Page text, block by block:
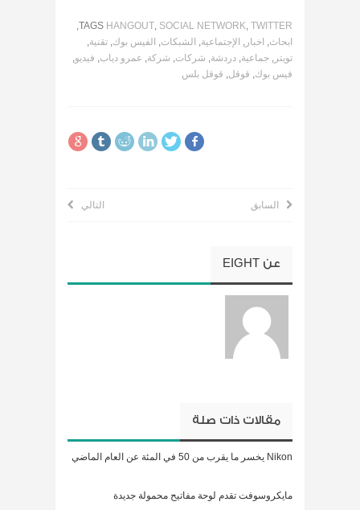
TAGS HANGOUT, SOCIAL NETWORK, TWITTER
,
ابحاث, اخبار , الإجتماعية, الشبكات, الفيس بوك, تقنية,
تويتر , جماعية, دردشة, شركات, شركة, عمرو دياب, فيديو,
فيس بوك, قوقل, قوقل بلس
السابق التالي
عن EIGHT
مقالات ذات صلة
Nikon يخسر ما يقرب من 50 في المئة عن العام الماضي
مايكروسوفت تقدم لوحة مفاتيح محمولة جديدة